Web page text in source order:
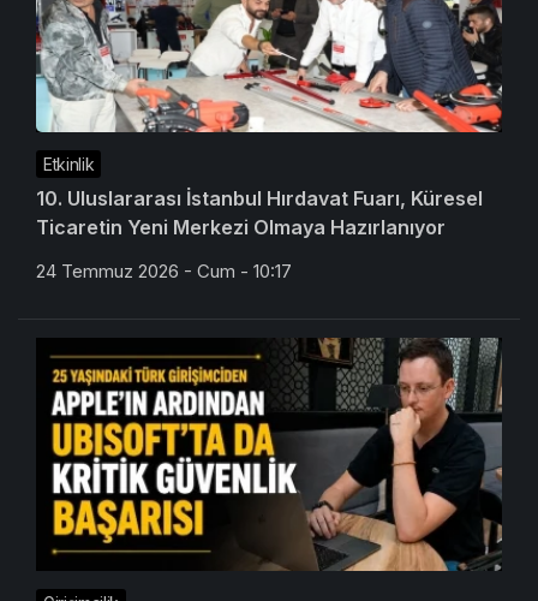
Etkinlik
10. Uluslararası İstanbul Hırdavat Fuarı, Küresel
Ticaretin Yeni Merkezi Olmaya Hazırlanıyor
24 Temmuz 2026 - Cum - 10:17